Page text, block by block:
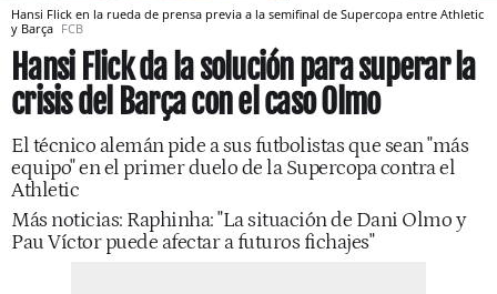
Hansi Flick en la rueda de prensa previa a la semifinal de Supercopa entre Athletic
y Barça FCB
Hansi Flick da la solución para superar la
crisis del Barça con el caso Olmo
El técnico alemán pide a sus futbolistas que sean "más
equipo" en el primer duelo de la Supercopa contra el
Athletic
Más noticias: Raphinha: "La situación de Dani Olmo y
Pau Víctor puede afectar a futuros fichajes"